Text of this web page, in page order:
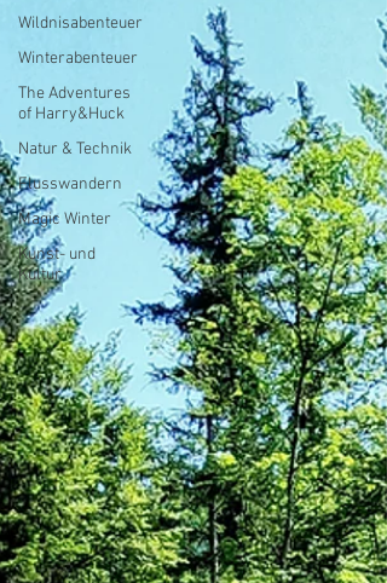
Wildnisabenteuer
Winterabenteuer
The Adventures
of Harry&Huck
Natur & Technik
Flusswandern
Magic Winter
Kunst- und
Kultur